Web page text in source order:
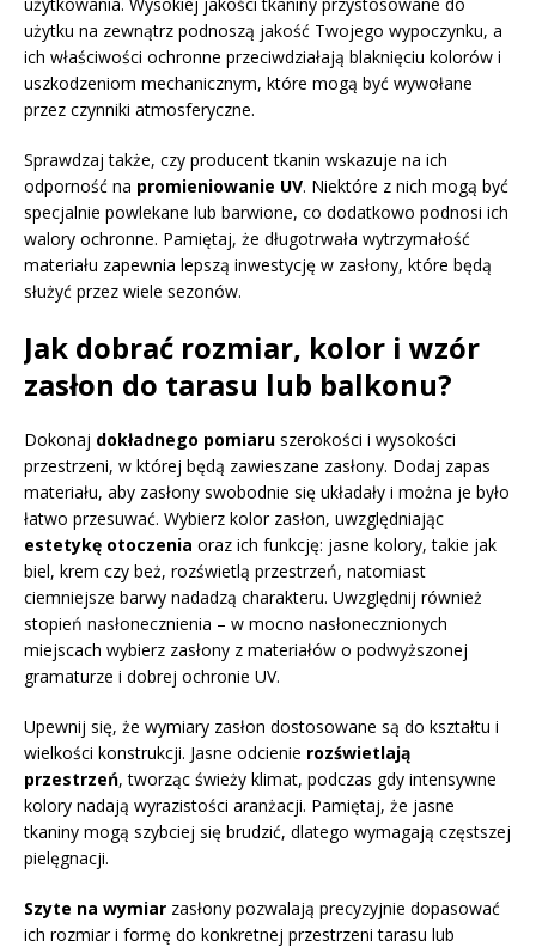
użytku na zewnątrz podnoszą jakość Twojego wypoczynku, a
ich właściwości ochronne przeciwdziałają blaknięciu kolorów i
uszkodzeniom mechanicznym, które mogą być wywołane
przez czynniki atmosferyczne.
Sprawdzaj także, czy producent tkanin wskazuje na ich
odporność na promieniowanie UV. Niektóre z nich mogą być
specjalnie powlekane lub barwione, co dodatkowo podnosi ich
walory ochronne. Pamiętaj, że długotrwała wytrzymałość
materiału zapewnia lepszą inwestycję w zasłony, które będą
służyć przez wiele sezonów.
Jak dobrać rozmiar, kolor i wzór
zasłon do tarasu lub balkonu?
Dokonaj dokładnego pomiaru szerokości i wysokości
przestrzeni, w której będą zawieszane zasłony. Dodaj zapas
materiału, aby zasłony swobodnie się układały i można je było
łatwo przesuwać. Wybierz kolor zasłon, uwzględniając
estetykę otoczenia oraz ich funkcję: jasne kolory, takie jak
biel, krem czy beż, rozświetlą przestrzeń, natomiast
ciemniejsze barwy nadadzą charakteru. Uwzględnij również
stopień nasłonecznienia – w mocno nasłonecznionych
miejscach wybierz zasłony z materiałów o podwyższonej
gramaturze i dobrej ochronie UV.
Upewnij się, że wymiary zasłon dostosowane są do kształtu i
wielkości konstrukcji. Jasne odcienie rozświetlają
przestrzeń, tworząc świeży klimat, podczas gdy intensywne
kolory nadają wyrazistości aranżacji. Pamiętaj, że jasne
tkaniny mogą szybciej się brudzić, dlatego wymagają częstszej
pielęgnacji.
Szyte na wymiar zasłony pozwalają precyzyjnie dopasować
ich rozmiar i formę do konkretnej przestrzeni tarasu lub